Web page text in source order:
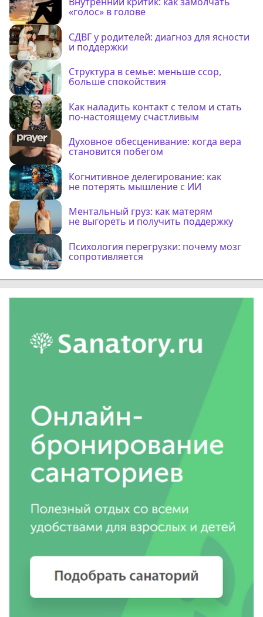
«голос» в голове
СДВГ у родителей: диагноз для ясности
и поддержки
Структура в семье: меньше ссор,
больше спокойствия
Как наладить контакт с телом и стать
по-настоящему счастливым
Духовное обесценивание: когда вера
становится побегом
Когнитивное делегирование: как
не потерять мышление с ИИ
Ментальный груз: как матерям
не выгореть и получить поддержку
Психология перегрузки: почему мозг
сопротивляется